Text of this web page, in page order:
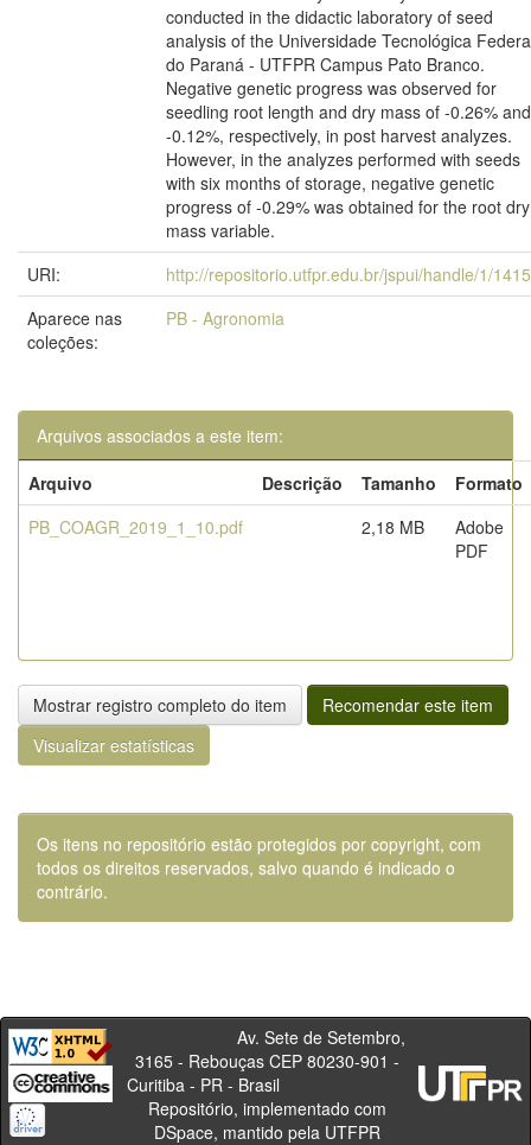
conducted in the didactic laboratory of seed
analysis of the Universidade Tecnológica
do Paraná - UTFPR Campus Pato Branco.
Negative genetic progress was observed for
seedling root length and dry mass of -0.26% and
-0.12%, respectively, in post harvest analyzes.
However, in the analyzes performed with seeds
with six months of storage, negative genetic
progress of -0.29% was obtained for the root dry
mass variable.
URI:
http://repositorio.utfpr.edu.br/jspui/handle/1/
Aparece nas
coleções:
PB - Agronomia
Arquivos associados a este item:
Arquivo
Descrição Tamanho
Formato
PB_COAGR_2019_1_10.pdf
2,18 MB
Adobe
PDF
Mostrar registro completo do item
Recomendar este item
Visualizar estatísticas
Os itens no repositório estão protegidos por copyright, com
todos os direitos reservados, salvo quando é indicado o
contrário.
Av. Sete de Setembro,
3165 - Rebouças CEP 80230-901 -
Curitiba - PR - Brasil
Repositório, implementado com
DSpace, mantido pela UTFPR